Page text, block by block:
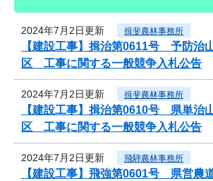
2024年7月2日更新 揖斐農林事務所
【建設工事】揖治第0611号 予防
区 工事に関する一般競争入札公告
2024年7月2日更新 揖斐農林事務所
【建設工事】揖治第0610号 県単
区 工事に関する一般競争入札公告
2024年7月2日更新 飛騨農林事務所
【建設工事】飛強第0601号 県営農